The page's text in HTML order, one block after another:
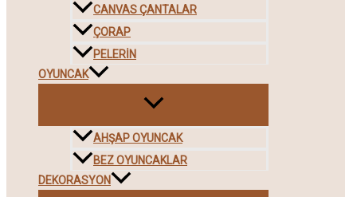
CANVAS ÇANTALAR
ÇORAP
PELERIN
OYUNCAK
AHŞAP OYUNCAK
BEZ OYUNCAKLAR
DEKORASYON